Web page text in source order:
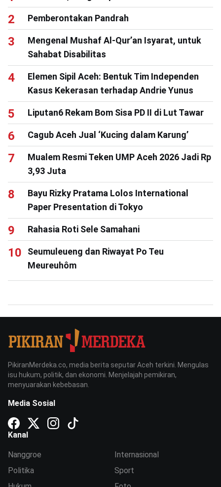
Pemberontakan Pandrah
Mengenal Mushaf Al-Qur’an Isyarat, untuk
Sahabat Disabilitas
Elemen Sipil Aceh: Bentuk Tim Independen
Kasus Kekerasan terhadap Andrie Yunus
Liputan6 Rekam Bom Sisa PD II di Lut Tawar
Cagub Aceh Jual ‘Kucing dalam Karung’
Mualem Resmi Teken UMP Aceh 2026 Jadi Rp
3,93 Juta
Bayu Rizky Pratama Lolos International
Paper Presentation di Tokyo
Rahasia Roti Sele Samahani
Seumuleueng dan Riwayat Po Teu
Meureuhôm
PikiranMerdeka.co, media berita seputar Aceh terkini. Mengulas
isu hukum, politik, dan ekonomi. Menjelajah pemikiran,
menyuarakan kebebasan.
Media Sosial
Kanal
Nanggroe
Politika
Internasional
Sport